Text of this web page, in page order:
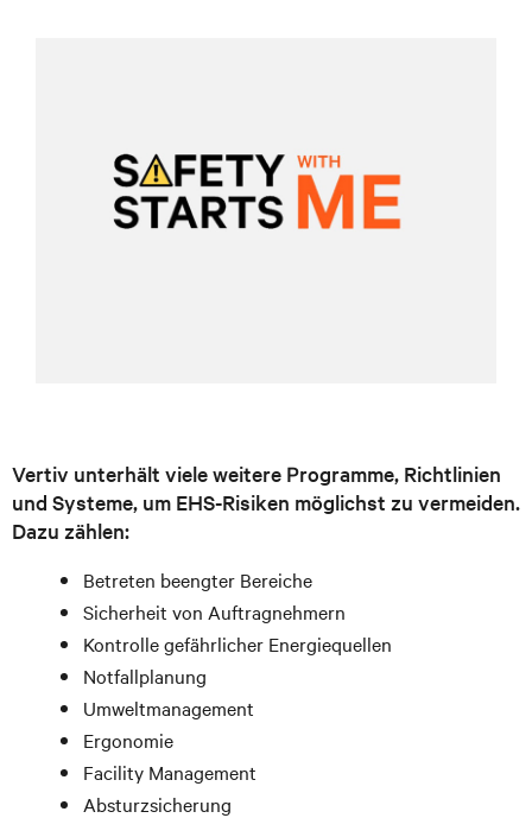
Vertiv unterhält viele weitere Programme, Richtlinien
und Systeme, um EHS-Risiken möglichst zu vermeiden.
Dazu zählen:
Betreten beengter Bereiche
Sicherheit von Auftragnehmern
Kontrolle gefährlicher Energiequellen
Notfallplanung
Umweltmanagement
Ergonomie
Facility Management
Absturzsicherung